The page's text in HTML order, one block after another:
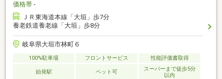
価格帯 -
ＪＲ東海道本線「大垣」歩7分
養老鉄道養老線「大垣」歩8分
岐阜県大垣市林町６
100%駐車場 フロントサービス 性能評価書取得
始発駅 ペット可
スーパーまで徒歩5分
以内